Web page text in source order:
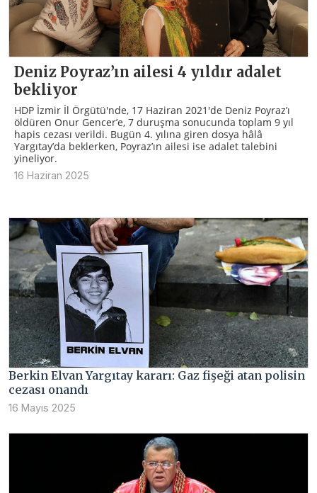
Deniz Poyraz’ın ailesi 4 yıldır adalet
bekliyor
HDP İzmir İl Örgütü'nde, 17 Haziran 2021'de Deniz Poyraz’ı
öldüren Onur Gencer’e, 7 duruşma sonucunda toplam 9 yıl
hapis cezası verildi. Bugün 4. yılına giren dosya hâlâ
Yargıtay’da beklerken, Poyraz’ın ailesi ise adalet talebini
yineliyor.
16 Haziran 2025
Berkin Elvan Yargıtay kararı: Gaz fişeği atan polisin
cezası onandı
16 Mayıs 2025